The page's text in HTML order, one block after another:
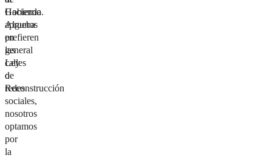
Hacienda
aprueba
en
general
Ley
de
Reconstrucción
Gobierno.
Algunos
prefieren
las
calles
o
redes
sociales,
nosotros
optamos
por
la